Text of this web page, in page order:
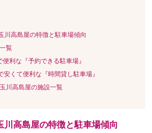
川高島屋の特徴と駐車場傾向
覧
便利な『予約できる駐車場』
安くて便利な『時間貸し駐車場』
川高島屋の施設一覧
高島屋の特徴と駐車場傾向